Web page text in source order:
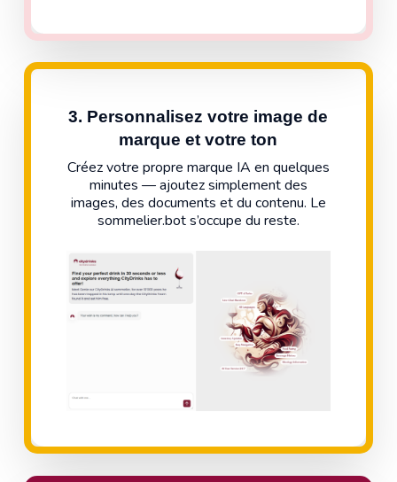
3. Personnalisez votre image de
marque et votre ton
Créez votre propre marque IA en quelques
minutes — ajoutez simplement des
images, des documents et du contenu. Le
sommelier.bot s’occupe du reste.